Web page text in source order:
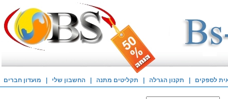
לספקים תקנון הגרלה תקליטים מתנה החשבון שלי מועדון חברים